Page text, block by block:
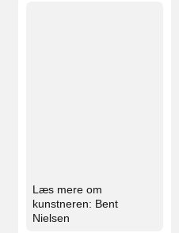
Læs mere om
kunstneren: Bent
Nielsen